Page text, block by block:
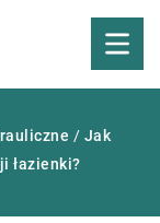
/ Jak
łazienki?